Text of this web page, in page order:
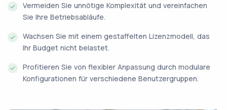
Vermeiden Sie unnötige Komplexität und vereinfachen
Sie Ihre Betriebsabläufe.
Wachsen Sie mit einem gestaffelten Lizenzmodell, das
Ihr Budget nicht belastet.
Profitieren Sie von flexibler Anpassung durch modulare
Konfigurationen für verschiedene Benutzergruppen.